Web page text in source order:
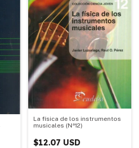
La física de los instrumentos
musicales (Nª12)
$12.07 USD